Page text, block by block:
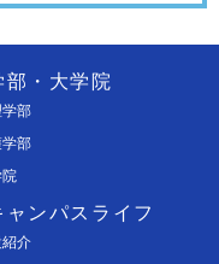
部・大学院
部
部
院
ャンパスライフ
介